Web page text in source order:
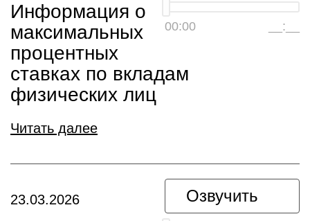
00:00 __:__
Информация о
максимальных
процентных
ставках по вкладам
физических лиц
Читать далее
Озвучить
23.03.2026